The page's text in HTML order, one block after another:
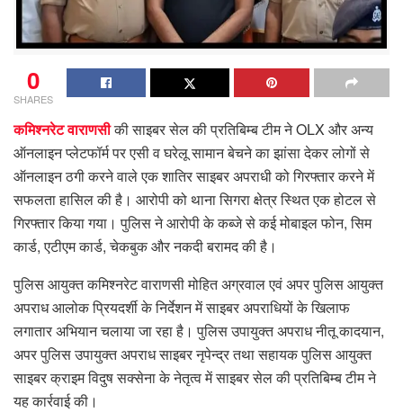
0
SHARES
कमिश्नरेट वाराणसीकी साइबर सेल की प्रतिबिम्ब टीम ने OLX और अन्य
ऑनलाइन प्लेटफॉर्म पर एसी व घरेलू सामान बेचने का झांसा देकर लोगों से
ऑनलाइन ठगी करने वाले एक शातिर साइबर अपराधी को गिरफ्तार करने में
सफलता हासिल की है। आरोपी को थाना सिगरा क्षेत्र स्थित एक होटल से
गिरफ्तार किया गया। पुलिस ने आरोपी के कब्जे से कई मोबाइल फोन, सिम
कार्ड, एटीएम कार्ड, चेकबुक और नकदी बरामद की है।
पुलिस आयुक्त कमिश्नरेट वाराणसी मोहित अग्रवाल एवं अपर पुलिस आयुक्त
अपराध आलोक प्रियदर्शी के निर्देशन में साइबर अपराधियों के खिलाफ
लगातार अभियान चलाया जा रहा है। पुलिस उपायुक्त अपराध नीतू कादयान,
अपर पुलिस उपायुक्त अपराध साइबर नृपेन्द्र तथा सहायक पुलिस आयुक्त
साइबर क्राइम विदुष सक्सेना के नेतृत्व में साइबर सेल की प्रतिबिम्ब टीम ने
यह कार्रवाई की।